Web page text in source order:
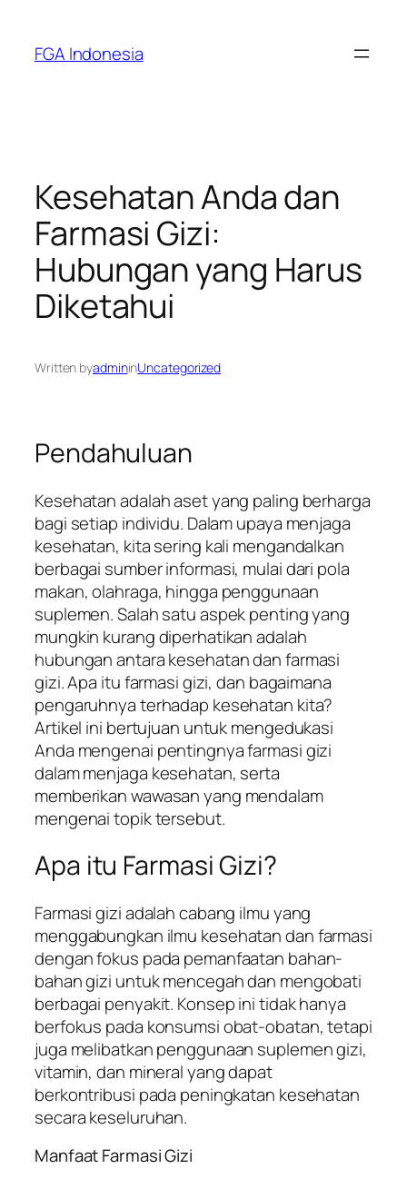
content
FGA Indonesia
Kesehatan Anda dan
Farmasi Gizi:
Hubungan yang Harus
Diketahui
Written byadmininUncategorized
Pendahuluan
Kesehatan adalah aset yang paling berharga
bagi setiap individu. Dalam upaya menjaga
kesehatan, kita sering kali mengandalkan
berbagai sumber informasi, mulai dari pola
makan, olahraga, hingga penggunaan
suplemen. Salah satu aspek penting yang
mungkin kurang diperhatikan adalah
hubungan antara kesehatan dan farmasi
gizi. Apa itu farmasi gizi, dan bagaimana
pengaruhnya terhadap kesehatan kita?
Artikel ini bertujuan untuk mengedukasi
Anda mengenai pentingnya farmasi gizi
dalam menjaga kesehatan, serta
memberikan wawasan yang mendalam
mengenai topik tersebut.
Apa itu Farmasi Gizi?
Farmasi gizi adalah cabang ilmu yang
menggabungkan ilmu kesehatan dan farmasi
dengan fokus pada pemanfaatan bahan-
bahan gizi untuk mencegah dan mengobati
berbagai penyakit. Konsep ini tidak hanya
berfokus pada konsumsi obat-obatan, tetapi
juga melibatkan penggunaan suplemen gizi,
vitamin, dan mineral yang dapat
berkontribusi pada peningkatan kesehatan
secara keseluruhan.
Manfaat Farmasi Gizi